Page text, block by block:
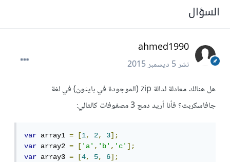
السؤال
ahmed1990
نشر5 ديسمبر 2015
هل هنالك معادلة لدالة zip (الموجودة في بايثون) في لغة
جافاسكربت؟ فأنا أريد دمج 3 مصفوفات كالتالي:
var array1 = [1, 2, 3];
var array2 = ['a','b','c'];
var array3 = [4, 5, 6];